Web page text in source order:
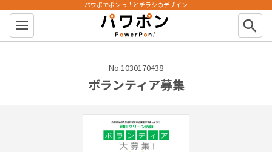
パワポン
パワポでポンっ！とチラシのデザイン
search
No.1030170438
ボランティア募集